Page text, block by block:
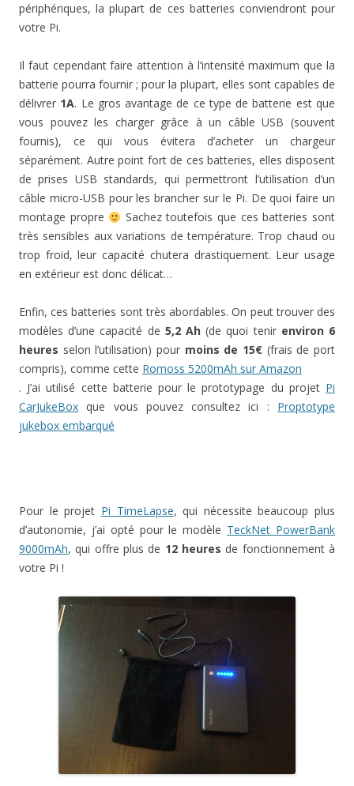
périphériques, la plupart de ces batteries conviendront pour
votre Pi.
Il faut cependant faire attention à l’intensité maximum que la
batterie pourra fournir ; pour la plupart, elles sont capables de
délivrer 1A. Le gros avantage de ce type de batterie est que
vous pouvez les charger grâce à un câble USB (souvent
fournis), ce qui vous évitera d’acheter un chargeur
séparément. Autre point fort de ces batteries, elles disposent
de prises USB standards, qui permettront l’utilisation d’un
câble micro-USB pour les brancher sur le Pi. De quoi faire un
montage propre
Sachez toutefois que ces batteries sont
très sensibles aux variations de température. Trop chaud ou
trop froid, leur capacité chutera drastiquement. Leur usage
en extérieur est donc délicat…
Enfin, ces batteries sont très abordables. On peut trouver des
modèles d’une capacité de 5,2 Ah (de quoi tenir environ 6
heures selon l’utilisation) pour moins de 15€ (frais de port
compris), comme cette Romoss 5200mAh sur Amazon
. J’ai utilisé cette batterie pour le prototypage du projet Pi
CarJukeBox que vous pouvez consultez ici : Proptotype
jukebox embarqué
Pour le projet Pi TimeLapse, qui nécessite beaucoup plus
d’autonomie, j’ai opté pour le modèle TeckNet PowerBank
9000mAh, qui offre plus de 12 heures de fonctionnement à
votre Pi !